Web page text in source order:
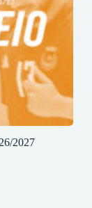
2027